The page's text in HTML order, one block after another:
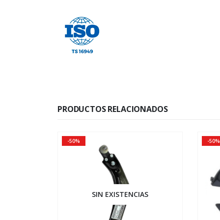
PRODUCTOS RELACIONADOS
-50%
SIN EXISTENCIAS
-50%